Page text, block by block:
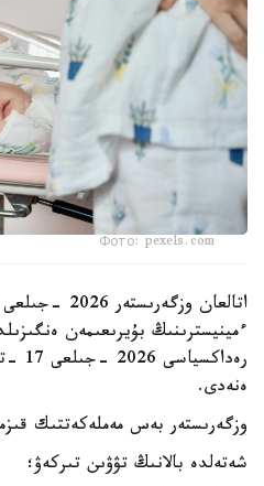
Фото: pexels.com
ءمينيسترىنىڭ بۇيرىعىمەن
ەنەدى.
وزگەرىستەر بەس مەملەكەتتىك
شەتەلدە بالانىڭ تۋۋىن تىركەۋ؛